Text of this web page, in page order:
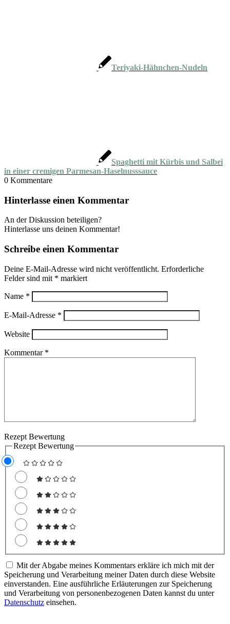
Teriyaki-Hähnchen-Nudeln
Spaghetti mit Kürbis und Salbei
in einer cremigen Parmesan-Haselnusssauce
0 Kommentare
Hinterlasse einen Kommentar
An der Diskussion beteiligen?
Hinterlasse uns deinen Kommentar!
Schreibe einen Kommentar
Deine E-Mail-Adresse wird nicht veröffentlicht. Erforderliche
Felder sind mit * markiert
Name *
E-Mail-Adresse *
Website
Kommentar *
Rezept Bewertung
Rezept Bewertung
Mit der Abgabe meines Kommentars erkläre ich mich mit der
Speicherung und Verarbeitung meiner Daten durch diese Website
einverstanden. Eine ausführliche Erläuterungen zur Speicherung
und Verarbeitung von personenbezogenen Daten kannst du unter
Datenschutz einsehen.